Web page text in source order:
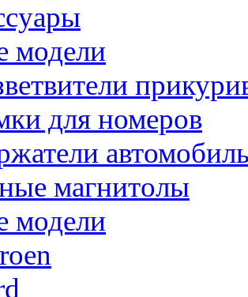
модели
для номеров
магнитолы
модели